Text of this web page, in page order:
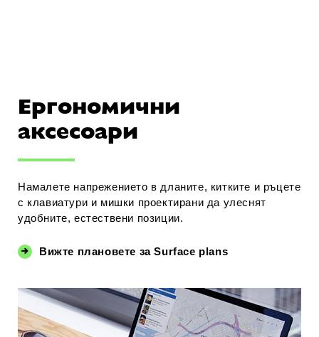
Ергономични
аксесоари
Намалете напрежението в дланите, китките и ръцете
с клавиатури и мишки проектирани да улеснят
удобните, естествени позиции.
Вижте плановете за Surface plans